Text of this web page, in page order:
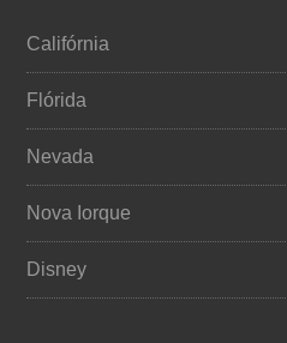
Califórnia
Flórida
Nevada
Nova Iorque
Disney